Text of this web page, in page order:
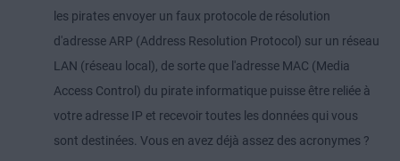
les pirates envoyer un faux protocole de résolution
d'adresse ARP (Address Resolution Protocol) sur un réseau
LAN (réseau local), de sorte que l'adresse MAC (Media
Access Control) du pirate informatique puisse être reliée à
votre adresse IP et recevoir toutes les données qui vous
sont destinées. Vous en avez déjà assez des acronymes ?